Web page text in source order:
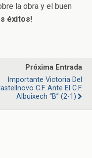
la obra y el buen
éxitos!
Próxima Entrada
Importante Victoria Del
C.F. Ante El C.F.
Albuixech “B” (2-1)